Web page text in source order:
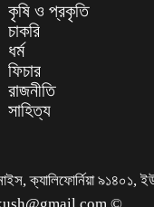
কৃষি ও প্রকৃতি
চাকরি
ধর্ম
ফিচার
রাজনীতি
সাহিত্য
ক্যালিফোর্নিয়া ৯১৪০১,